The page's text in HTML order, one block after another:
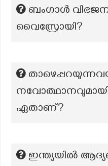
ബംഗാൾ
വൈസ്രോയി?
നവോത്ഥാനവുമായി
ഏതാണ്?
ഇന്ത്യയിൽ